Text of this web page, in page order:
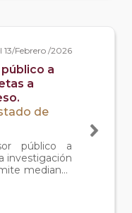
13/Febrero /2026
a
a
de
público a
investigación
mediante
delito puede
abogado de